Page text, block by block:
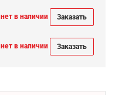
нет в наличии Заказать
нет в наличии Заказать